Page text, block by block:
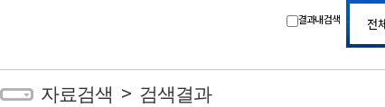
결과내 검색
자료검색 > 검색결과